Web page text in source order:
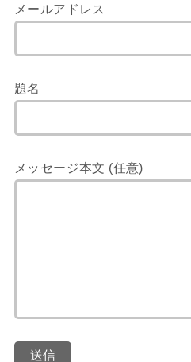
メールアドレス
題名
メッセージ本文 (任意)